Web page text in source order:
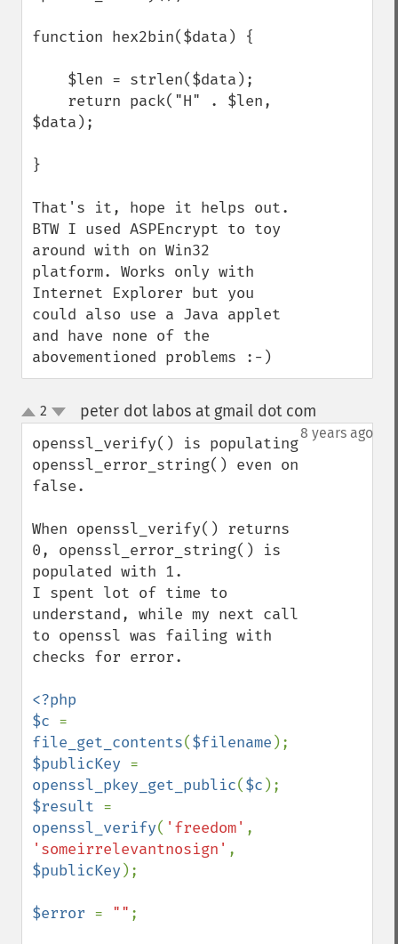
function hex2bin($data) {
$data);
}
That's it, hope it helps out.
BTW I used ASPEncrypt to toy
around with on Win32
platform. Works only with
Internet Explorer but you
could also use a Java applet
and have none of the
abovementioned problems :-)
up
down
2 peter dot labos at gmail dot com
8 years ago
openssl_verify() is populating
openssl_error_string() even on
false.
When openssl_verify() returns
0, openssl_error_string() is
populated with 1.
I spent lot of time to
understand, while my next call
to openssl was failing with
checks for error.
<?php
$c
file_get_contents($filename
$publicKey
openssl_pkey_get_public($c
$result
openssl_verify( 'freedom'
'someirrelevantnosign'
$publicKey );
$error = "" ;